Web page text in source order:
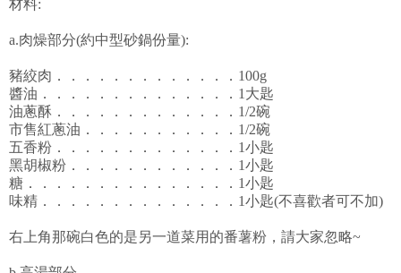
材料:
a.肉燥部分(約中型砂鍋份量):
豬絞肉．．．．．．．．．．．．．100g
醬油．．．．．．．．．．．．．．1大匙
油蔥酥．．．．．．．．．．．．．1/2碗
市售紅蔥油．．．．．．．．．．．1/2碗
五香粉．．．．．．．．．．．．．1小匙
黑胡椒粉．．．．．．．．．．．．1小匙
糖．．．．．．．．．．．．．．．1小匙
味精．．．．．．．．．．．．．．1小匙(不喜歡者可不加)
右上角那碗白色的是另一道菜用的番薯粉，請大家忽略~